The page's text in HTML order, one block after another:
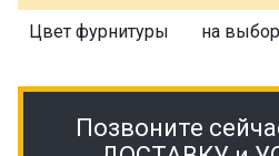
Цвет фурнитуры на выбор
Позвоните